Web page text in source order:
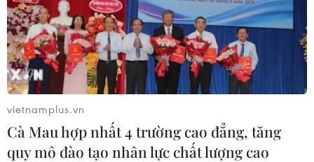
Chủ tịch Hồ Chí Minh là tấm gương sáng về tinh thần
yêu nước, đạo đức cách mạng, đoàn kết dân tộc, trí tuệ
thiên tài và lòng nhân văn cao cả.
vietnamplus.vn
Cà Mau hợp nhất 4 trường cao đẳng, tăng
quy mô đào tạo nhân lực chất lượng cao